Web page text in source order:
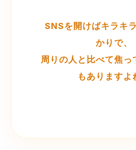
SNSを開けばキラキ
かりで、
周りの人と比べて焦っ
もありますよ